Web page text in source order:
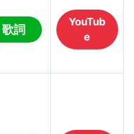
歌詞
YouTub
e